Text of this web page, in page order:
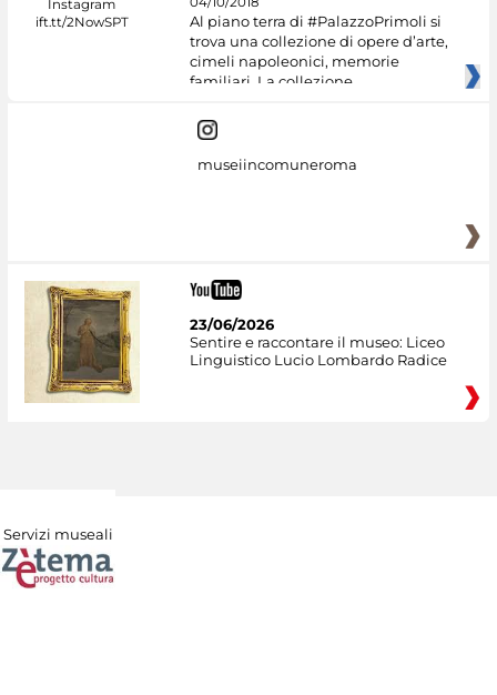
Al piano terra di #PalazzoPrimoli si
trova una collezione di opere d’arte,
cimeli napoleonici, memorie
familiari. La collezione
museiincomuneroma
23/06/2026
Sentire e raccontare il museo: Liceo
Linguistico Lucio Lombardo Radice
Servizi museali